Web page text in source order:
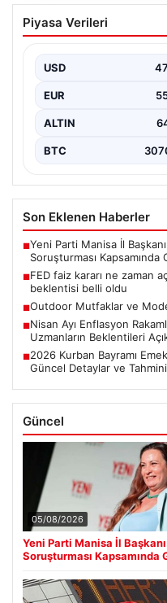
FED faiz kararı
Nisan ayı faiz
Piyasa Verileri
USD
EUR
ALTIN
BTC
Son Eklenen Haberler
■Yeni Parti Manisa İl
Soruşturması Kapsamında
■FED faiz kararı ne zaman
beklentisi belli oldu
■Outdoor Mutfaklar ve
■Nisan Ayı Enflasyon
Uzmanların Beklentileri
■2026 Kurban Bayramı
Güncel Detaylar ve
Güncel
05/08/2026
Yeni Parti Manisa İl
Soruşturması Kapsamında